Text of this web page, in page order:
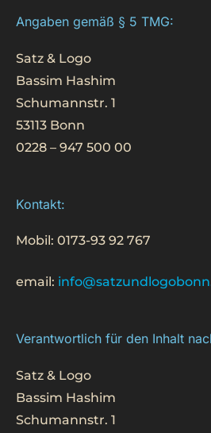
Angaben gemäß § 5 TMG:
Satz & Logo
Bassim Hashim
Schumannstr. 1
53113 Bonn
0228 – 947 500 00
Kontakt:
Mobil: 0173-93 92 767
email:
Verantwortlich für den Inhalt
Satz & Logo
Bassim Hashim
Schumannstr. 1